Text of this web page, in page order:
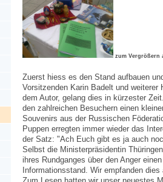
zum Vergrößern
Zuerst hiess es den Stand aufbauen
Vorsitzenden Karin Badelt und weiterer
dem Autor, gelang dies in kürzester
den zahlreichen Besuchern einen
Souvenirs aus der Russischen
Puppen erregten immer wieder das
der Satz: "Ach Euch gibt es ja auch
Selbst die Ministerpräsidentin
ihres Rundganges über den Anger
Informationsstand. Wir empfanden dies